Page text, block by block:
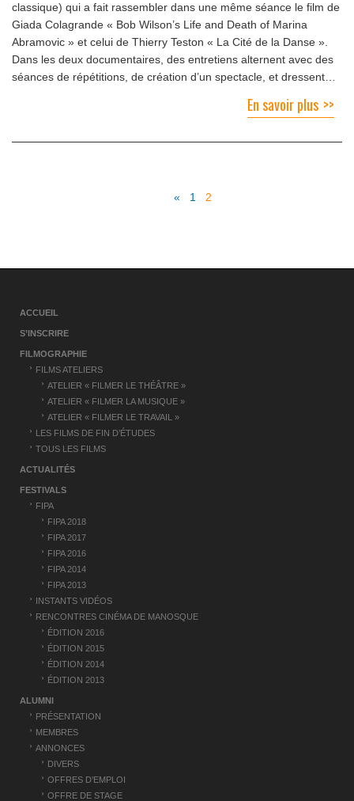
classique) qui a fait rassembler dans une même séance le film de
Giada Colagrande « Bob Wilson’s Life and Death of Marina
Abramovic » et celui de Thierry Teston « La Cité de la Danse ».
Dans les deux documentaires, des entretiens alternent avec des
séances de répétitions, de création d’un spectacle, et dressent…
En savoir plus
« 1 2
ACCUEIL
S’INSCRIRE
FILMOGRAPHIE
FILMS ATELIERS
ATELIER « FILMER LE THÉÂTRE »
ATELIER « FILMER LA MUSIQUE »
ATELIER « FILMER LE TRAVAIL »
LES FILMS DE FIN D’ÉTUDES
TOUS LES FILMS
ACTUALITÉS
FESTIVALS
FIPA
FIPA 2018
FIPA 2017
FIPA 2016
FIPA 2014
FIPA 2013
INSTANTS VIDÉOS
RENCONTRES CINÉMA DE MANOSQUE
ÉDITION 2016
ÉDITION 2015
ÉDITION 2014
ÉDITION 2013
ALUMNI
PRÉSENTATION
MEMBRES
ANNONCES
DIVERS
OFFRES D’EMPLOI
OFFRE DE STAGE